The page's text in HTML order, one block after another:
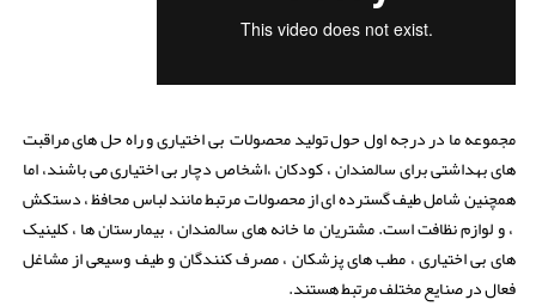
مجموعه ما در درجه اول حول تولید محصولات بی اختیاری و راه حل های مراقبت
های بهداشتی برای سالمندان ، کودکان ،اشخاص دچار بی اختیاری می باشند، اما
همچنین شامل طیف گسترده ای از محصولات مرتبط مانند لباس محافظ ، دستکش
، و لوازم نظافت است. مشتریان ما خانه های سالمندان ، بیمارستان ها ، کلینیک
های بی اختیاری ، مطب های پزشکان ، مصرف کنندگان و طیف وسیعی از مشاغل
فعال در صنایع مختلف مرتبط هستند.